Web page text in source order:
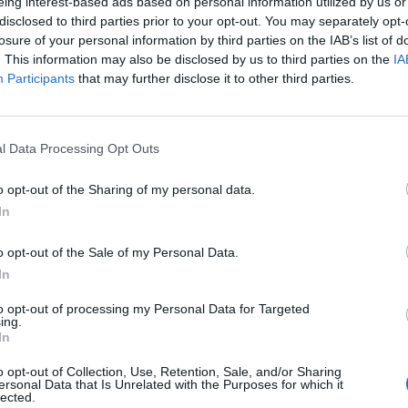
to third parties prior to your opt-out. You may separately
of your personal information by third parties on the IAB’s list of
This information may also be disclosed by us to third parties on the
Participants that may further disclose it to other third parties.
Data Processing Opt Outs
opt-out of the Sharing of my personal data.
opt-out of the Sale of my Personal Data.
opt-out of processing my Personal Data for Targeted
opt-out of Collection, Use, Retention, Sale, and/or Sharing
Data that Is Unrelated with the Purposes for which it
dei colori senza precedenti e assicurando che foto e
con la massima nitidezza.
Android Gingerbread –
aggiornabile alla nuova release Android
TouchWiz. GALAXY S Advance permette ai consumatori di
ChatON. Il Music Hub offre un rapido accesso a oltre 11 milioni
Il Reader Hub consente invece di accedere a oltre 2.3 milioni di e-
accesso a migliaia di giochi e offre continui aggiornamenti sul
fra più di 400.000 applicazioni per la maggior parte gratuite.
che mette in collegamento tutti i possessori di smartphone
di username e password – assicura un instant messaging
formati – immagini, video, voce, contatti, agenda – rendendo
unico di gestione che assicura una crittografia sicura dei dati
di tener traccia dello smartphone smarrito direttamente via Web o